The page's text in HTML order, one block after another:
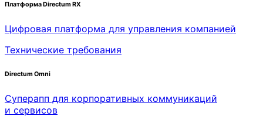
Платформа Directum RX
Цифровая платформа для управления компанией
Технические требования
Directum Omni
Суперапп для корпоративных коммуникаций
и сервисов